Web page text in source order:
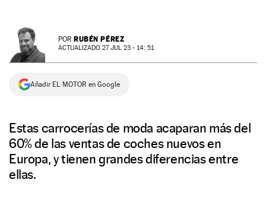
PREMIOS
SERVICIOS
POR RUBÉN PÉREZ
ACTUALIZADO 27 JUL 23 - 14: 51
Añadir EL MOTOR en Google
Estas carrocerías de moda acaparan más del
60% de las ventas de coches nuevos en
Europa, y tienen grandes diferencias entre
ellas.